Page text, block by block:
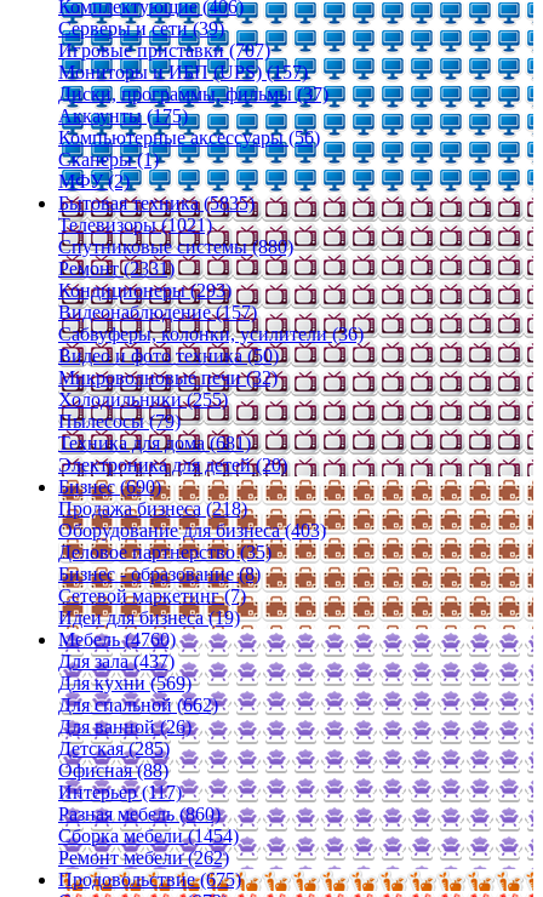
Комплектующие (406)
Серверы и сети (39)
Игровые приставки (707)
Мониторы и ИБП (UPS) (157)
Диски, программы, фильмы (37)
Аккаунты (175)
Компьютерные аксессуары (56)
Сканеры (1)
МФУ (2)
Бытовая техника (5835)
Телевизоры (1021)
Спутниковые системы (880)
Ремонт (2331)
Кондиционеры (293)
Видеонаблюдение (157)
Сабвуферы, колонки, усилители (36)
Видео и фото техника (50)
Микроволновые печи (32)
Холодильники (255)
Пылесосы (79)
Техника для дома (681)
Электроника для детей (20)
Бизнес (690)
Продажа бизнеса (218)
Оборудование для бизнеса (403)
Деловое партнерство (35)
Бизнес - образование (8)
Сетевой маркетинг (7)
Идеи для бизнеса (19)
Мебель (4760)
Для зала (437)
Для кухни (569)
Для спальной (662)
Для ванной (26)
Детская (285)
Офисная (88)
Интерьер (117)
Разная мебель (860)
Сборка мебели (1454)
Ремонт мебели (262)
Продовольствие (675)